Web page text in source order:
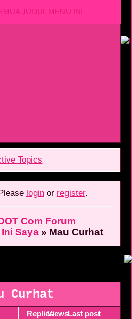
JUDUL MENU INI
Topics
Please loginor register.
Com Forum
Saya » Mau Curhat
Curhat
RepliesViewsLast post